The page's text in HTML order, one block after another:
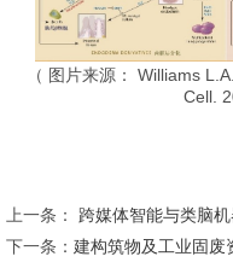
（ 图片来源： Williams
Cell.
上一条： 跨媒体智能与类脑
下一条： 建构筑物及工业固废